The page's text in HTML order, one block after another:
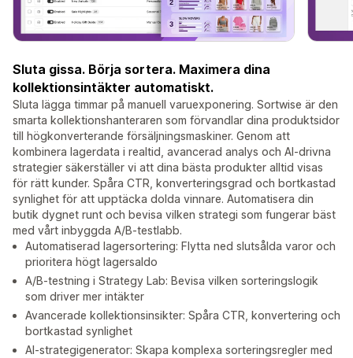
Sluta gissa. Börja sortera. Maximera dina
kollektionsintäkter automatiskt.
Sluta lägga timmar på manuell varuexponering. Sortwise är den
smarta kollektionshanteraren som förvandlar dina produktsidor
till högkonverterande försäljningsmaskiner. Genom att
kombinera lagerdata i realtid, avancerad analys och AI-drivna
strategier säkerställer vi att dina bästa produkter alltid visas
för rätt kunder. Spåra CTR, konverteringsgrad och bortkastad
synlighet för att upptäcka dolda vinnare. Automatisera din
butik dygnet runt och bevisa vilken strategi som fungerar bäst
med vårt inbyggda A/B-testlabb.
Automatiserad lagersortering: Flytta ned slutsålda varor och
prioritera högt lagersaldo
A/B-testning i Strategy Lab: Bevisa vilken sorteringslogik
som driver mer intäkter
Avancerade kollektionsinsikter: Spåra CTR, konvertering och
bortkastad synlighet
AI-strategigenerator: Skapa komplexa sorteringsregler med